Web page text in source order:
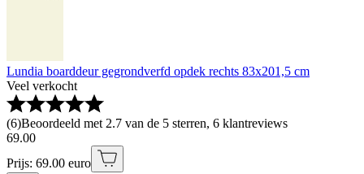
Lundia boarddeur gegrondverfd opdek rechts 83x201,5 cm
Veel verkocht
(6)Beoordeeld met 2.7 van de 5 sterren, 6 klantreviews
69.00
Prijs: 69.00 euro